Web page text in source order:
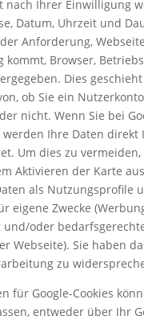
nach Ihrer Einwilligung
Datum, Uhrzeit und
Anforderung,
Browser,
Dies geschieht
ob Sie ein
nicht. Wenn Sie bei
Ihre Daten direkt
Um dies zu vermeiden,
Aktivieren der Karte
als Nutzungsprofile
eigene Zwecke
oder
Webseite). Sie haben
zu
für Google-Cookies
entweder über Ihr